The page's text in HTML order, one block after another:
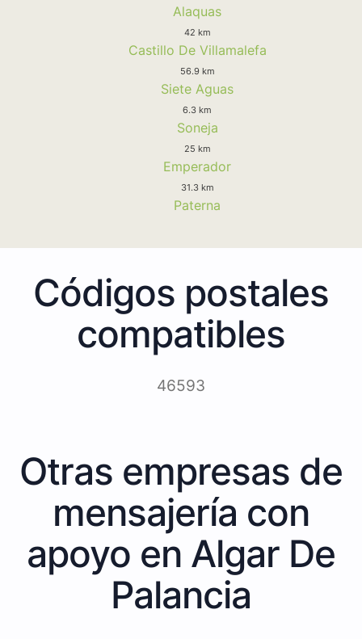
Alaquas
42 km
Castillo De Villamalefa
56.9 km
Siete Aguas
6.3 km
Soneja
25 km
Emperador
31.3 km
Paterna
Códigos postales
compatibles
46593
Otras empresas de
mensajería con
apoyo en Algar De
Palancia